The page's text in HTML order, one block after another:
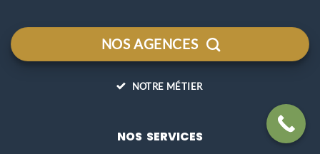
NOS AGENCES
NOTRE MÉTIER
NOS SERVICES